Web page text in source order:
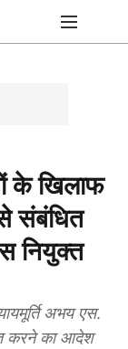
के खिलाफ
संबंधित
नियुक्त
अभय एस.
करने का आदेश